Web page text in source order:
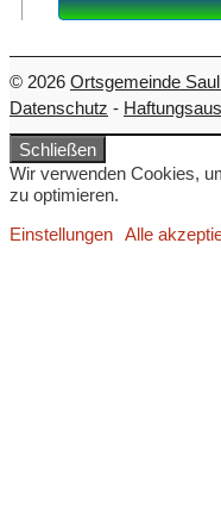
© 2026 Ortsgemeinde
Datenschutz -
Schließen
Wir verwenden Cookies,
zu optimieren.
Einstellungen Alle